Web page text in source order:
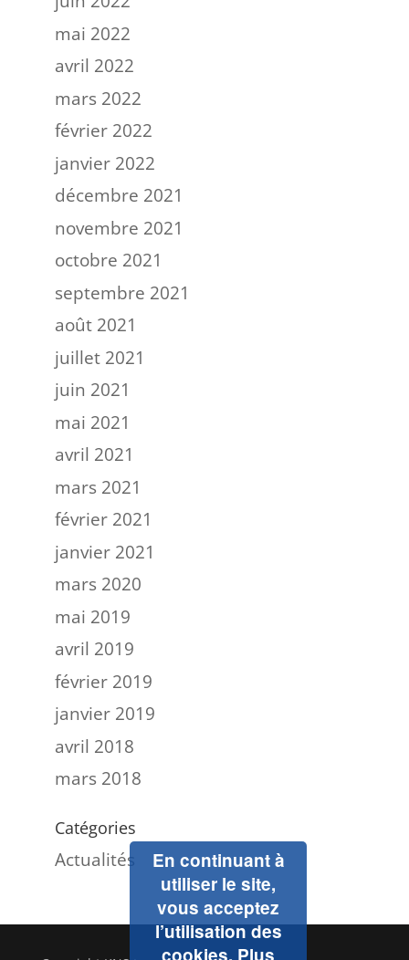
mai 2022
avril 2022
mars 2022
février 2022
janvier 2022
décembre 2021
novembre 2021
octobre 2021
septembre 2021
août 2021
juillet 2021
juin 2021
mai 2021
avril 2021
mars 2021
février 2021
janvier 2021
mars 2020
mai 2019
avril 2019
février 2019
janvier 2019
avril 2018
mars 2018
Catégories
Actualités
En continuant à
utiliser le site,
vous acceptez
l’utilisation des
cookies. Plus